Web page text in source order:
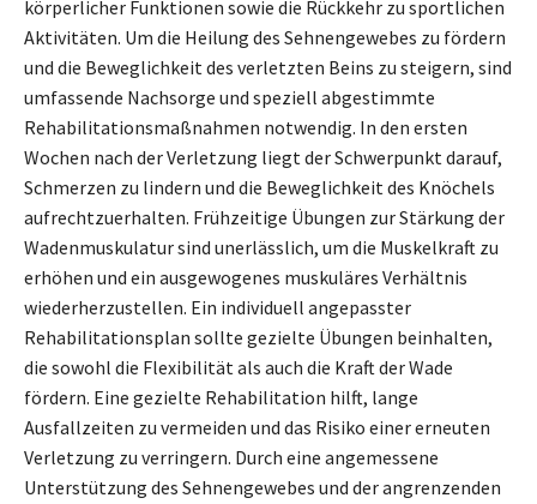
körperlicher Funktionen sowie die Rückkehr zu sportlichen
Aktivitäten. Um die Heilung des Sehnengewebes zu fördern
und die Beweglichkeit des verletzten Beins zu steigern, sind
umfassende Nachsorge und speziell abgestimmte
Rehabilitationsmaßnahmen notwendig. In den ersten
Wochen nach der Verletzung liegt der Schwerpunkt darauf,
Schmerzen zu lindern und die Beweglichkeit des Knöchels
aufrechtzuerhalten. Frühzeitige Übungen zur Stärkung der
Wadenmuskulatur sind unerlässlich, um die Muskelkraft zu
erhöhen und ein ausgewogenes muskuläres Verhältnis
wiederherzustellen. Ein individuell angepasster
Rehabilitationsplan sollte gezielte Übungen beinhalten,
die sowohl die Flexibilität als auch die Kraft der Wade
fördern. Eine gezielte Rehabilitation hilft, lange
Ausfallzeiten zu vermeiden und das Risiko einer erneuten
Verletzung zu verringern. Durch eine angemessene
Unterstützung des Sehnengewebes und der angrenzenden